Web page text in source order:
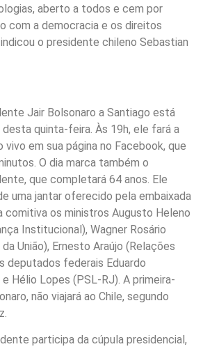
aberto a todos e cem por
com a democracia e os direitos
o presidente chileno Sebastian
Jair Bolsonaro a Santiago está
quinta-feira. Às 19h, ele fará a
vivo em sua página no Facebook, que
O dia marca também o
que completará 64 anos. Ele
uma jantar oferecido pela embaixada
comitiva os ministros Augusto Heleno
Institucional), Wagner Rosário
União), Ernesto Araújo (Relações
deputados federais Eduardo
Hélio Lopes (PSL-RJ). A primeira-
não viajará ao Chile, segundo
participa da cúpula presidencial,